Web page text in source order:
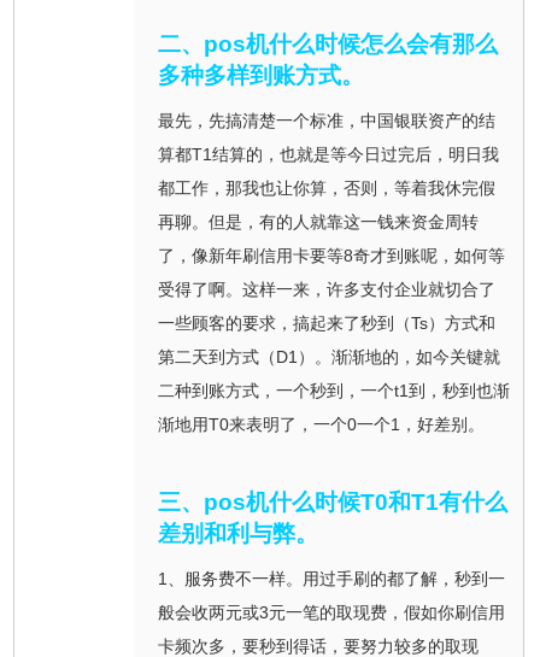
二、pos机什么时候怎么会有那么
多种多样到账方式。
最先，先搞清楚一个标准，中国银联资产的结
算都T1结算的，也就是等今日过完后，明日我
都工作，那我也让你算，否则，等着我休完假
再聊。但是，有的人就靠这一钱来资金周转
了，像新年刷信用卡要等8奇才到账呢，如何等
受得了啊。这样一来，许多支付企业就切合了
一些顾客的要求，搞起来了秒到（Ts）方式和
第二天到方式（D1）。渐渐地的，如今关键就
二种到账方式，一个秒到，一个t1到，秒到也渐
渐地用T0来表明了，一个0一个1，好差别。
三、pos机什么时候T0和T1有什么
差别和利与弊。
1、服务费不一样。用过手刷的都了解，秒到一
般会收两元或3元一笔的取现费，假如你刷信用
卡频次多，要秒到得话，要努力较多的取现